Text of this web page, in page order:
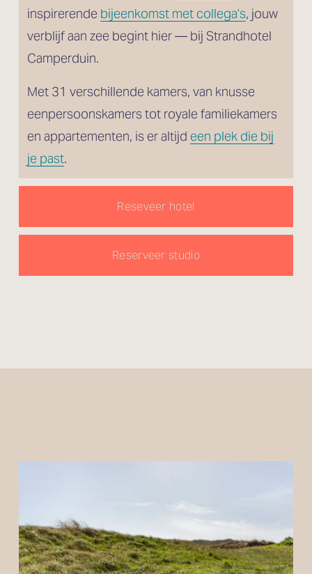
inspirerende bijeenkomst met collega’s, jouw
verblijf aan zee begint hier — bij Strandhotel
Camperduin.
Met 31 verschillende kamers, van knusse
eenpersoonskamers tot royale familiekamers
en appartementen, is er altijd een plek die bij
je past.
Reseveer hotel
Reserveer studio